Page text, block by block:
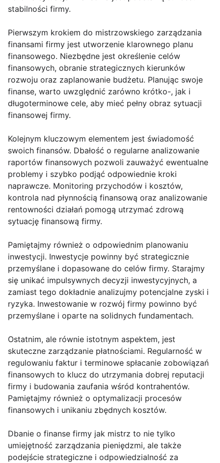
stabilności firmy.
Pierwszym krokiem do mistrzowskiego zarządzania
finansami firmy jest utworzenie klarownego planu
finansowego. Niezbędne jest określenie celów
finansowych, obranie strategicznych kierunków
rozwoju oraz zaplanowanie budżetu. Planując swoje
finanse, warto uwzględnić zarówno krótko-, jak i
długoterminowe cele, aby mieć pełny obraz sytuacji
finansowej firmy.
Kolejnym kluczowym elementem jest świadomość
swoich finansów. Dbałość o regularne analizowanie
raportów finansowych pozwoli zauważyć ewentualne
problemy i szybko podjąć odpowiednie kroki
naprawcze. Monitoring przychodów i kosztów,
kontrola nad płynnością finansową oraz analizowanie
rentowności działań pomogą utrzymać zdrową
sytuację finansową firmy.
Pamiętajmy również o odpowiednim planowaniu
inwestycji. Inwestycje powinny być strategicznie
przemyślane i dopasowane do celów firmy. Starajmy
się unikać impulsywnych decyzji inwestycyjnych, a
zamiast tego dokładnie analizujmy potencjalne zyski i
ryzyka. Inwestowanie w rozwój firmy powinno być
przemyślane i oparte na solidnych fundamentach.
Ostatnim, ale równie istotnym aspektem, jest
skuteczne zarządzanie płatnościami. Regularność w
regulowaniu faktur i terminowe spłacanie zobowiązań
finansowych to klucz do utrzymania dobrej reputacji
firmy i budowania zaufania wśród kontrahentów.
Pamiętajmy również o optymalizacji procesów
finansowych i unikaniu zbędnych kosztów.
Dbanie o finanse firmy jak mistrz to nie tylko
umiejętność zarządzania pieniędzmi, ale także
podejście strategiczne i odpowiedzialność za